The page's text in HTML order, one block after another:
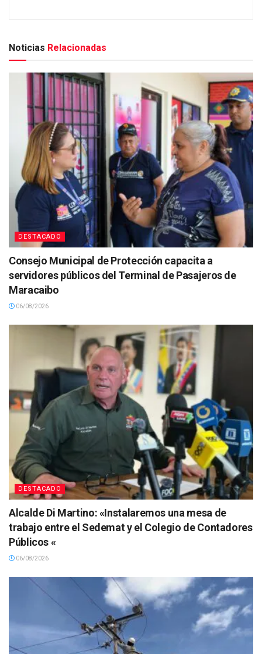
Noticias Relacionadas
DESTACADO
Consejo Municipal de Protección capacita a
servidores públicos del Terminal de Pasajeros de
Maracaibo
06/08/2026
DESTACADO
Alcalde Di Martino: «Instalaremos una mesa de
trabajo entre el Sedemat y el Colegio de Contadores
Públicos «
06/08/2026